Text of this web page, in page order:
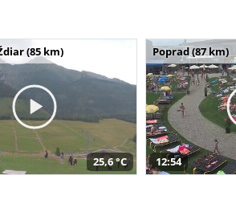
(85 km)
25,6 °C
Poprad (87 km)
12:54